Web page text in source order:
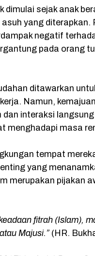
dimulai sejak anak
yang diterapkan.
negatif
pada orang
ditawarkan
Namun,
interaksi
menghadapi masa
tempat
yang
merupakan pijakan
fitrah (Islam),
Majusi.” (HR.